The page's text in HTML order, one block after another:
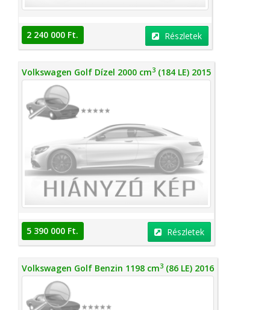
2 240 000 Ft. Részletek
Volkswagen Golf Dízel 2000 cm3 (184 LE) 2015
5 390 000 Ft. Részletek
Volkswagen Golf Benzin 1198 cm3 (86 LE) 2016